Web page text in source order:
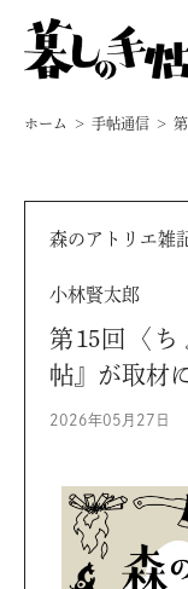
暮
ホーム 手帖通信
森のアトリエ雑
小林賢太郎
第15回〈ち
帖』が取材
2026年05月27日